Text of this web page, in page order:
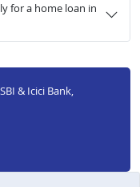
for a home loan in
& Icici Bank,